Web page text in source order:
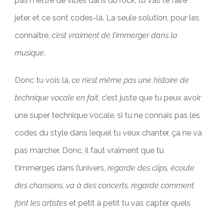
jeter et ce sont codes-là. La seule solution, pour les
connaître, c’est vraiment de t’immerger dans la
musique.
Donc tu vois là, ce n’est même pas une histoire de
technique vocale en fait, c’est juste que tu peux avoir
une super technique vocale, si tu ne connais pas les
codes du style dans lequel tu veux chanter, ça ne va
pas marcher. Donc, il faut vraiment que tu
t’immerges dans l’univers, regarde des clips, écoute
des chansons, va à des concerts, regarde comment
font les artisteset petit à petit tu vas capter quels